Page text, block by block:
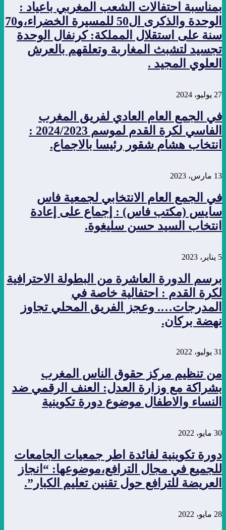
بمناسبة احتفالات الشعب المغربي باعياد :
الوحدة والذكرى ال50 للمسيرة الخضراء،و70
سنة على استقلال المملكة: كرنفال الوحدة
تجسيد لتشبث المغاربة وتعلقهم بالعرش
العلوي المجيد .
27 يوليو، 2024
في الجمع العام العادي لفريق المغرب
الفاسي لكرة القدم لموسم 2024/2023 :
انتخاب هشام شقور رئيسا بالاجماع.
13 مارس، 2023
في الجمع العام الانتخابي لجمعية فاس
سايس (مكتب فاس) : إجماع على إعادة
انتخاب السيد حسن سليغوة.
5 يناير، 2023
برسم الدورة العاشرة من البطولة الاحترافية
لكرة القدم : احتفالية خاصة في
المدرجات…. وعجز الفريق المحلي تجاوز
نهضة بركان.
31 يوليو، 2022
من تنظيم مركز حقوق الناس المغرب
بشراكة مع وزارة العدل: العنف الرقمي ضد
النساء والاطفال موضوع دورة تكوينية
30 مايو، 2022
دورة تكوينية لفائدة اطر جمعيات الجامعات
للجميع في مجال الترافع،موضوعها: “انجاز
العريضة للترافع حول تقنين تعليم الكبار”.
28 مايو، 2022